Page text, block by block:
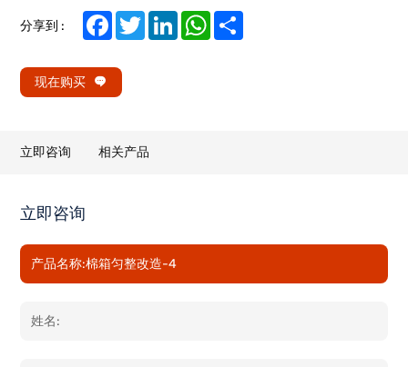
分享到 : FacebookTwitterLinkedInWhatsApp
现在购买
立即咨询 相关产品
立即咨询